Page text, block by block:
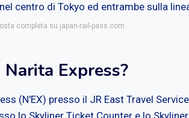
centro di Tokyo ed entrambe sulla
completa su japan-rail-pass.com
Express?
(N'EX) presso il JR East Travel